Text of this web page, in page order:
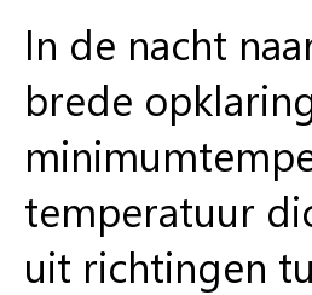
In de nacht
brede
temperatuur
uit richtingen